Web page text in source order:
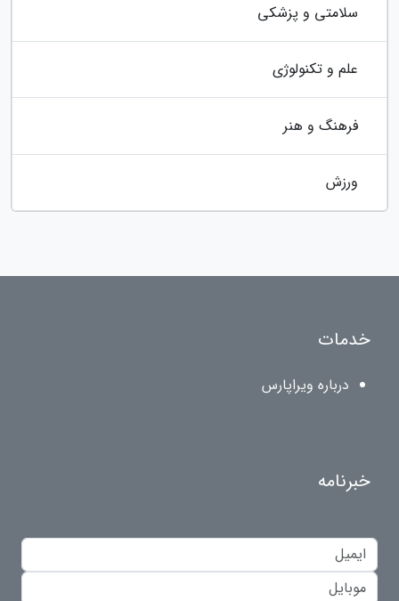
سلامتی و پزشکی
علم و تکنولوژی
فرهنگ و هنر
ورزش
خدمات
درباره ویراپارس
خبرنامه